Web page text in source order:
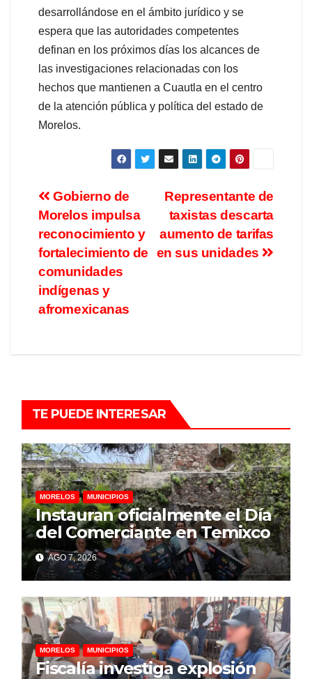
desarrollándose en el ámbito jurídico y se
espera que las autoridades competentes
definan en los próximos días los alcances de
las investigaciones relacionadas con los
hechos que mantienen a Cuautla en el centro
de la atención pública y política del estado de
Morelos.
Representante de
taxistas descarta
aumento de tarifas
en sus unidades
Gobierno de
Morelos impulsa
reconocimiento y
fortalecimiento de
comunidades
indígenas y
afromexicanas
TE PUEDE INTERESAR
MORELOS MUNICIPIOS
Instauran oficialmente el Día
del Comerciante en Temixco
AGO 7, 2026
MORELOS MUNICIPIOS
Fiscalía investiga explosión